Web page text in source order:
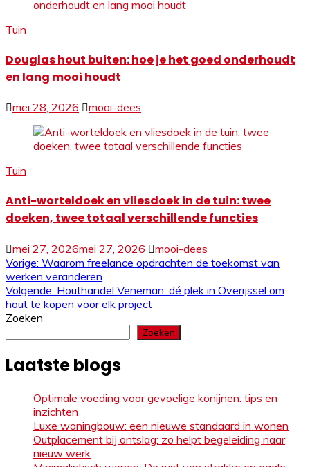
Tuin
Douglas hout buiten: hoe je het goed onderhoudt
en lang mooi houdt
mei 28, 2026 mooi-dees
Tuin
Anti-worteldoek en vliesdoek in de tuin: twee
doeken, twee totaal verschillende functies
mei 27, 2026mei 27, 2026 mooi-dees
Bericht
navigatie
Vorige: Waarom freelance opdrachten de toekomst van
werken veranderen
Volgende: Houthandel Veneman: dé plek in Overijssel om
hout te kopen voor elk project
Zoeken
Zoeken
Laatste blogs
Optimale voeding voor gevoelige konijnen: tips en
inzichten
Luxe woningbouw: een nieuwe standaard in wonen
Outplacement bij ontslag: zo helpt begeleiding naar
nieuw werk